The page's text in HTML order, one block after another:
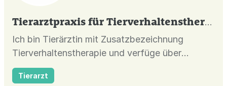
Tierarztpraxis für Tierverhaltenstherapie und Tierpsychologie
Ich bin Tierärztin mit Zusatzbezeichnung
Tierverhaltenstherapie und verfüge über
langjährige Erfahrung in der
Tierverhaltensmedizin und Tierernährung. In
Tierarzt